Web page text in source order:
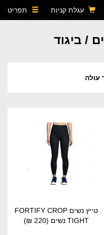
עגלת קניות תפריט
/ ביגוד
עולה
טייץ נשים FORTIFY CROP
TIGHT נשים
(220 ₪)